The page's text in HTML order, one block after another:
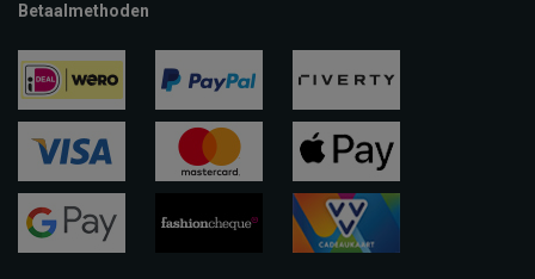
Betaalmethoden
ideal paypal riverty
visa
apple-
pay